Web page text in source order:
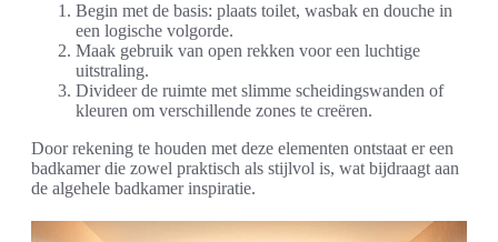
Begin met de basis: plaats toilet, wasbak en douche in
een logische volgorde.
Maak gebruik van open rekken voor een luchtige
uitstraling.
Divideer de ruimte met slimme scheidingswanden of
kleuren om verschillende zones te creëren.
Door rekening te houden met deze elementen ontstaat er een
badkamer die zowel praktisch als stijlvol is, wat bijdraagt aan
de algehele badkamer inspiratie.